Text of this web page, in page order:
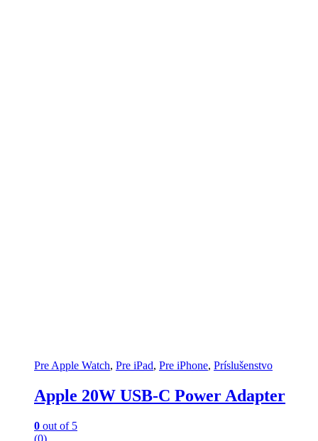
Pre Apple Watch, Pre iPad, Pre iPhone, Príslušenstvo
Apple 20W USB-C Power Adapter
0 out of 5
(0)